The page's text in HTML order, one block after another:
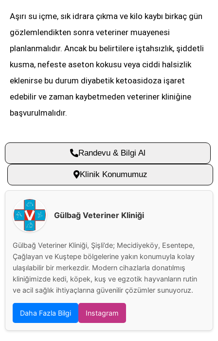
Aşırı su içme, sık idrara çıkma ve kilo kaybı birkaç gün
gözlemlendikten sonra veteriner muayenesi
planlanmalıdır. Ancak bu belirtilere iştahsızlık, şiddetli
kusma, nefeste aseton kokusu veya ciddi halsizlik
eklenirse bu durum diyabetik ketoasidoza işaret
edebilir ve zaman kaybetmeden veteriner kliniğine
başvurulmalıdır.
Randevu & Bilgi Al
Klinik Konumumuz
Gülbağ Veteriner Kliniği
Gülbağ Veteriner Kliniği, Şişli’de; Mecidiyeköy, Esentepe,
Çağlayan ve Kuştepe bölgelerine yakın konumuyla kolay
ulaşılabilir bir merkezdir. Modern cihazlarla donatılmış
kliniğimizde kedi, köpek, kuş ve egzotik hayvanların rutin
ve acil sağlık ihtiyaçlarına güvenilir çözümler sunuyoruz.
Daha Fazla Bilgi Instagram